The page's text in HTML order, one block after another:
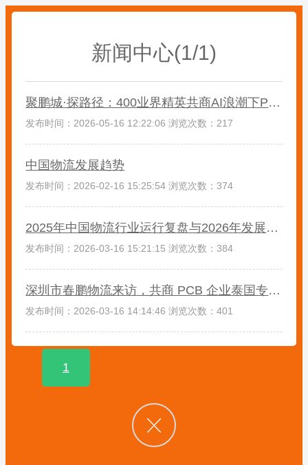
新闻中心(1/1)
聚鹏城·探路径：400业界精英共商AI浪潮下PCB高质量发展
发布时间：2026-05-16 12:22:06 浏览次数：217
中国物流发展趋势
发布时间：2026-02-16 15:25:54 浏览次数：374
2025年中国物流行业运行复盘与2026年发展展望
发布时间：2026-03-16 15:21:15 浏览次数：384
深圳市春鹏物流来访，共商 PCB 企业泰国专线物流新机遇
发布时间：2026-03-16 14:14:46 浏览次数：401
1